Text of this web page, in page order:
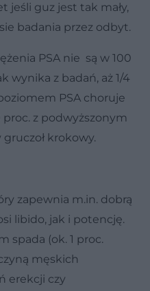
jeśli guz jest tak mały,
badania przez odbyt.
PSA nie są w 100
wynika z badań, aż 1/4
PSA choruje
proc. z podwyższonym
krokowy.
zapewnia m.in. dobrą
libido, jak i potencję.
spada (ok. 1 proc.
męskich
erekcji czy